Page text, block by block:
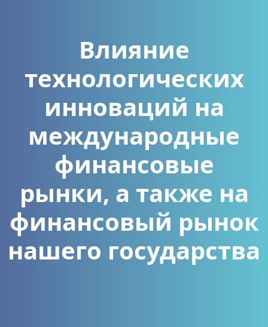
Влияние
технологических
инноваций на
международные
финансовые
рынки, а также на
финансовый рынок
нашего государства